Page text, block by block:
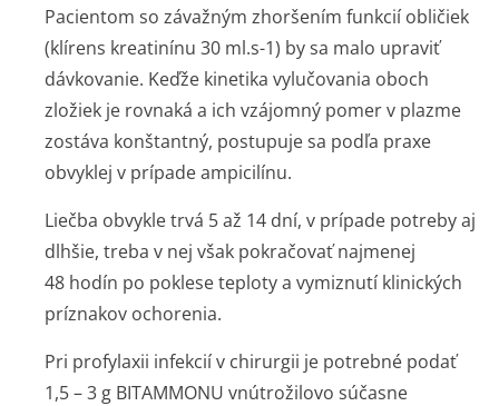
Pacientom so závažným zhoršením funkcií obličiek
(klírens kreatinínu 30 ml.s-1) by sa malo upraviť
dávkovanie. Keďže kinetika vylučovania oboch
zložiek je rovnaká a ich vzájomný pomer v plazme
zostáva konštantný, postupuje sa podľa praxe
obvyklej v prípade ampicilínu.
Liečba obvykle trvá 5 až 14 dní, v prípade potreby aj
dlhšie, treba v nej však pokračovať najmenej
48 hodín po poklese teploty a vymiznutí klinických
príznakov ochorenia.
Pri profylaxii infekcií v chirurgii je potrebné podať
1,5 – 3 g BITAMMONU vnútrožilovo súčasne